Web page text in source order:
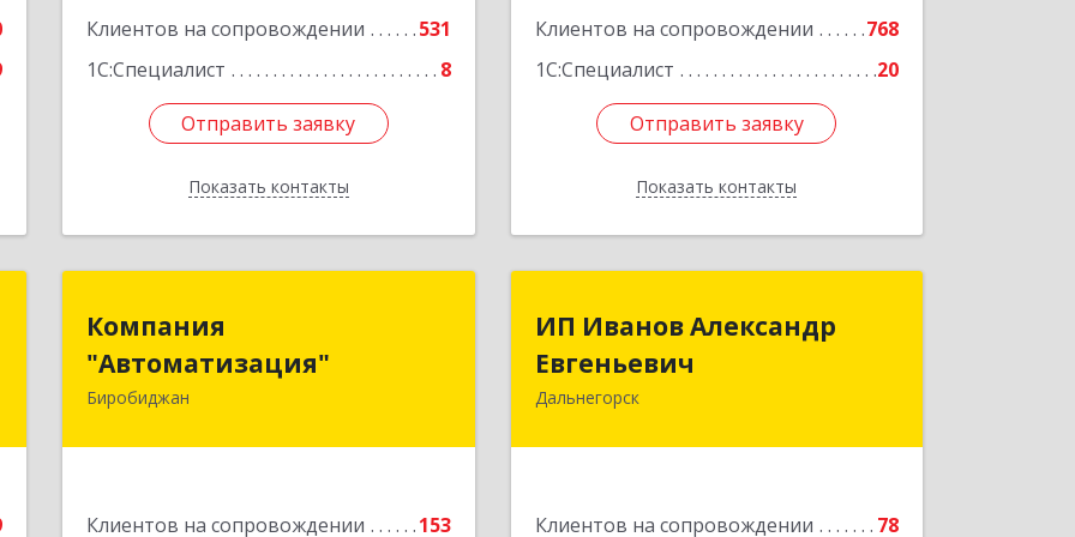
Клиентов на сопровождении
531
1С:Специалист
8
Отправить заявку
Показать контакты
Отправить заявку
Назад
Клиентов на сопровождении
768
1С:Специалист
20
Отправить заявку
Показать контакты
Отправить заявку
Назад
Компания
"Автоматизация"
Биробиджан
Клиентов на сопровождении 153
"Автоматизация"
679016, Еврейская Аобл, Биробиджан
ИП Иванов Александр
Евгеньевич
Дальнегорск
Клиентов на сопровождении
78
Евгеньевич
Подробнее